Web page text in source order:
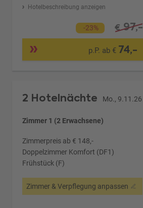
Hotelbeschreibung anzeigen
-23% € 97,-
p.P. ab € 74,-
2 Hotelnächte Mo., 9.11.26
Zimmer 1 (2 Erwachsene)
Zimmerpreis ab € 148,-
Doppelzimmer Komfort (DF1)
Frühstück (F)
Zimmer & Verpflegung anpassen